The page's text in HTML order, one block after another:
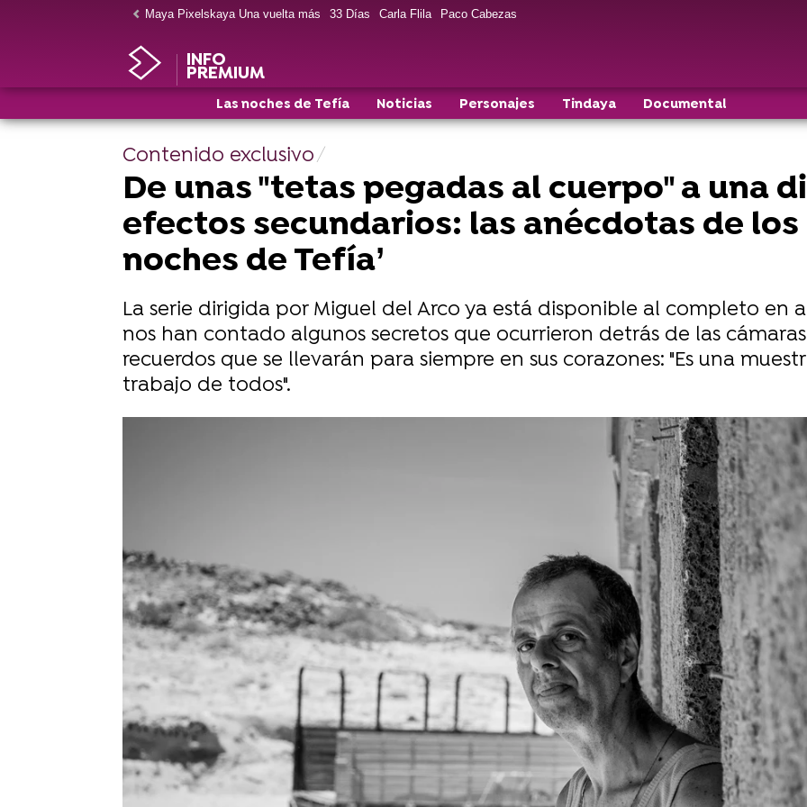
Maya Pixelskaya Una vuelta más 33 Días Carla Flila Paco Cabezas
INFO
PREMIUM
Las noches de Tefía Noticias Personajes Tindaya Documental
Contenido exclusivo
De unas "tetas pegadas al cuerpo" a una
efectos secundarios: las anécdotas de los
noches de Tefía’
La serie dirigida por Miguel del Arco ya está disponible al completo en
nos han contado algunos secretos que ocurrieron detrás de las
recuerdos que se llevarán para siempre en sus corazones: "Es una
trabajo de todos".
Carmen Marar
Publicado:31 de julio de 2023, 12:29
WhatsappFacebook
Twitter